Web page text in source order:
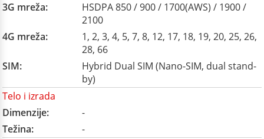
3G mreža:
HSDPA 850 / 900 / 1700(AWS) / 1900 /
2100
4G mreža:
1, 2, 3, 4, 5, 7, 8, 12, 17, 18, 19, 20, 25, 26,
28, 66
SIM:
Hybrid Dual SIM (Nano-SIM, dual stand-
by)
Telo i izrada
Dimenzije:
-
Težina:
-